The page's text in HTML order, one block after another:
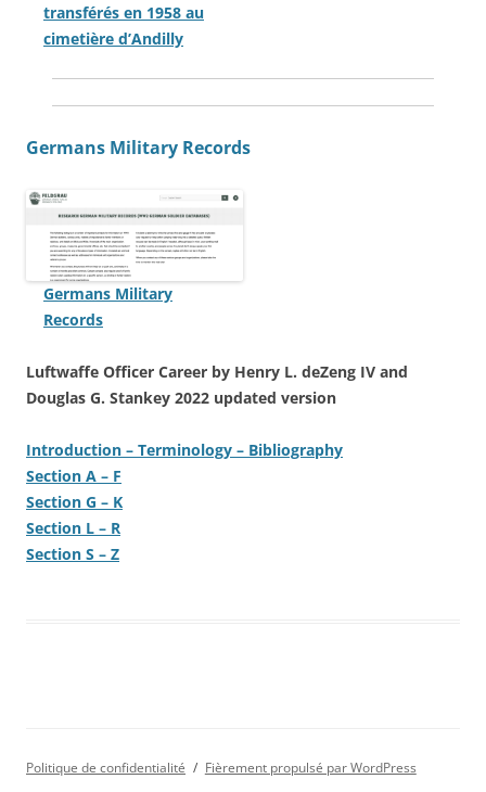
transférés en 1958 au
cimetière d’Andilly
Germans Military Records
Germans Military
Records
Luftwaffe Officer Career by Henry L. deZeng IV and
Douglas G. Stankey 2022 updated version
Introduction – Terminology – Bibliography
Section A – F
Section G – K
Section L – R
Section S – Z
Politique de confidentialité Fièrement propulsé par WordPress